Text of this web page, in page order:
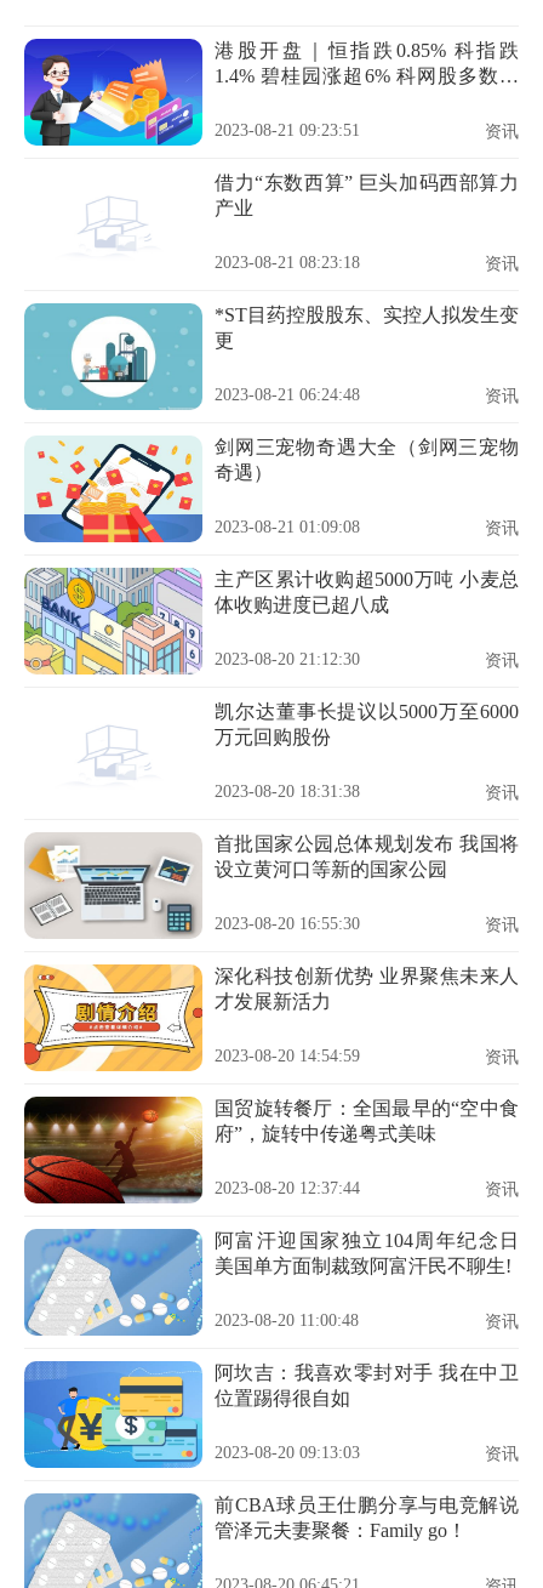
港股开盘｜恒指跌0.85% 科指跌
1.4% 碧桂园涨超6% 科网股多数下
2023-08-21 09:23:51 资讯
借力“东数西算” 巨头加码西部算力
产业
2023-08-21 08:23:18 资讯
*ST目药控股股东、实控人拟发生变
更
2023-08-21 06:24:48 资讯
剑网三宠物奇遇大全（剑网三宠物
奇遇）
2023-08-21 01:09:08 资讯
主产区累计收购超5000万吨 小麦总
体收购进度已超八成
2023-08-20 21:12:30 资讯
凯尔达董事长提议以5000万至6000
万元回购股份
2023-08-20 18:31:38 资讯
首批国家公园总体规划发布 我国将
设立黄河口等新的国家公园
2023-08-20 16:55:30 资讯
深化科技创新优势 业界聚焦未来人
才发展新活力
2023-08-20 14:54:59 资讯
国贸旋转餐厅：全国最早的“空中食
府”，旋转中传递粤式美味
2023-08-20 12:37:44 资讯
阿富汗迎国家独立104周年纪念日
美国单方面制裁致阿富汗民不聊生!
2023-08-20 11:00:48 资讯
阿坎吉：我喜欢零封对手 我在中卫
位置踢得很自如
2023-08-20 09:13:03 资讯
前CBA球员王仕鹏分享与电竞解说
管泽元夫妻聚餐：Family go！